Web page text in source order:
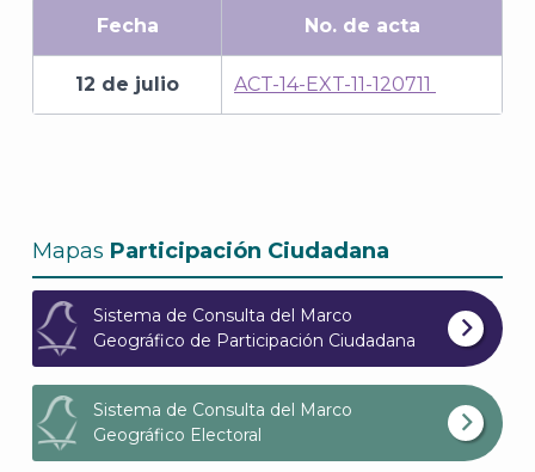
Fecha No. de acta
12 de julio ACT-14-EXT-11-120711
Mapas Participación Ciudadana
Sistema de Consulta del Marco
Geográfico de Participación Ciudadana
Sistema de Consulta del Marco
Geográfico Electoral